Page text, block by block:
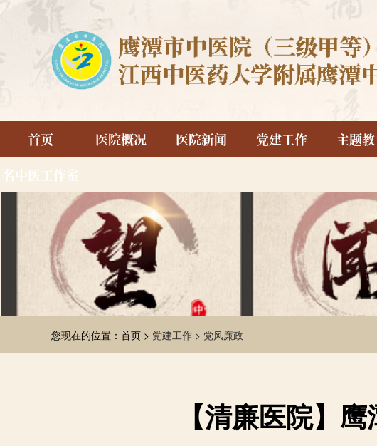
首页 医院概况 医院新闻 党建工作 主题
名中医工作室
您现在的位置：首页 > 党建工作 > 党风廉政
【清廉医院】